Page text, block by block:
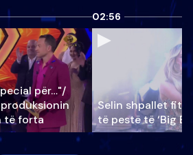
për…"/
të forta
02:56
Selin shpallet
të pestë të ‘Big